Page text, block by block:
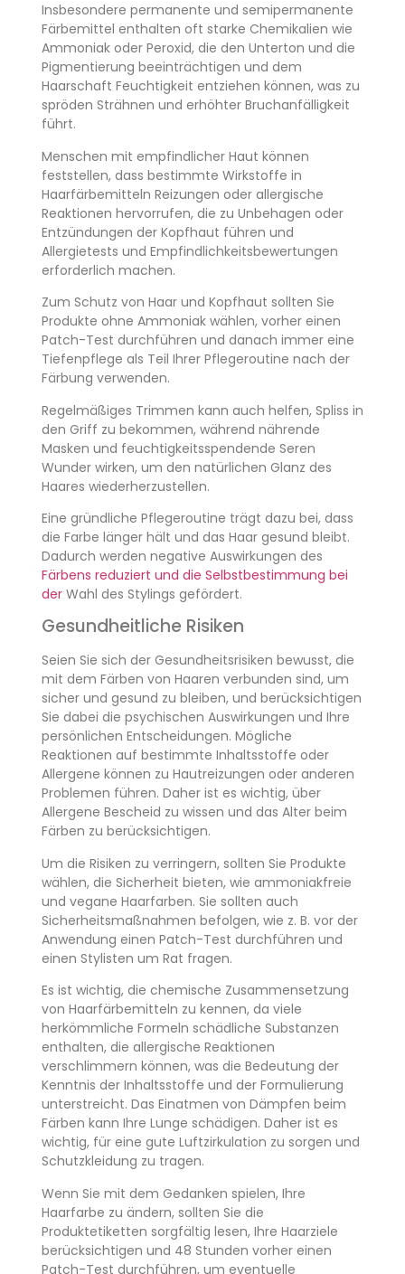
Insbesondere permanente und semipermanente
Färbemittel enthalten oft starke Chemikalien wie
Ammoniak oder Peroxid, die den Unterton und die
Pigmentierung beeinträchtigen und dem
Haarschaft Feuchtigkeit entziehen können, was zu
spröden Strähnen und erhöhter Bruchanfälligkeit
führt.
Menschen mit empfindlicher Haut können
feststellen, dass bestimmte Wirkstoffe in
Haarfärbemitteln Reizungen oder allergische
Reaktionen hervorrufen, die zu Unbehagen oder
Entzündungen der Kopfhaut führen und
Allergietests und Empfindlichkeitsbewertungen
erforderlich machen.
Zum Schutz von Haar und Kopfhaut sollten Sie
Produkte ohne Ammoniak wählen, vorher einen
Patch-Test durchführen und danach immer eine
Tiefenpflege als Teil Ihrer Pflegeroutine nach der
Färbung verwenden.
Regelmäßiges Trimmen kann auch helfen, Spliss in
den Griff zu bekommen, während nährende
Masken und feuchtigkeitsspendende Seren
Wunder wirken, um den natürlichen Glanz des
Haares wiederherzustellen.
Eine gründliche Pflegeroutine trägt dazu bei, dass
die Farbe länger hält und das Haar gesund bleibt.
Dadurch werden negative Auswirkungen des
Färbens reduziert und die Selbstbestimmung bei
derWahl des Stylings gefördert.
Gesundheitliche Risiken
Seien Sie sich der Gesundheitsrisiken bewusst, die
mit dem Färben von Haaren verbunden sind, um
sicher und gesund zu bleiben, und berücksichtigen
Sie dabei die psychischen Auswirkungen und Ihre
persönlichen Entscheidungen. Mögliche
Reaktionen auf bestimmte Inhaltsstoffe oder
Allergene können zu Hautreizungen oder anderen
Problemen führen. Daher ist es wichtig, über
Allergene Bescheid zu wissen und das Alter beim
Färben zu berücksichtigen.
Um die Risiken zu verringern, sollten Sie Produkte
wählen, die Sicherheit bieten, wie ammoniakfreie
und vegane Haarfarben. Sie sollten auch
Sicherheitsmaßnahmen befolgen, wie z. B. vor der
Anwendung einen Patch-Test durchführen und
einen Stylisten um Rat fragen.
Es ist wichtig, die chemische Zusammensetzung
von Haarfärbemitteln zu kennen, da viele
herkömmliche Formeln schädliche Substanzen
enthalten, die allergische Reaktionen
verschlimmern können, was die Bedeutung der
Kenntnis der Inhaltsstoffe und der Formulierung
unterstreicht. Das Einatmen von Dämpfen beim
Färben kann Ihre Lunge schädigen. Daher ist es
wichtig, für eine gute Luftzirkulation zu sorgen und
Schutzkleidung zu tragen.
Wenn Sie mit dem Gedanken spielen, Ihre
Haarfarbe zu ändern, sollten Sie die
Produktetiketten sorgfältig lesen, Ihre Haarziele
berücksichtigen und 48 Stunden vorher einen
Patch-Test durchführen, um eventuelle